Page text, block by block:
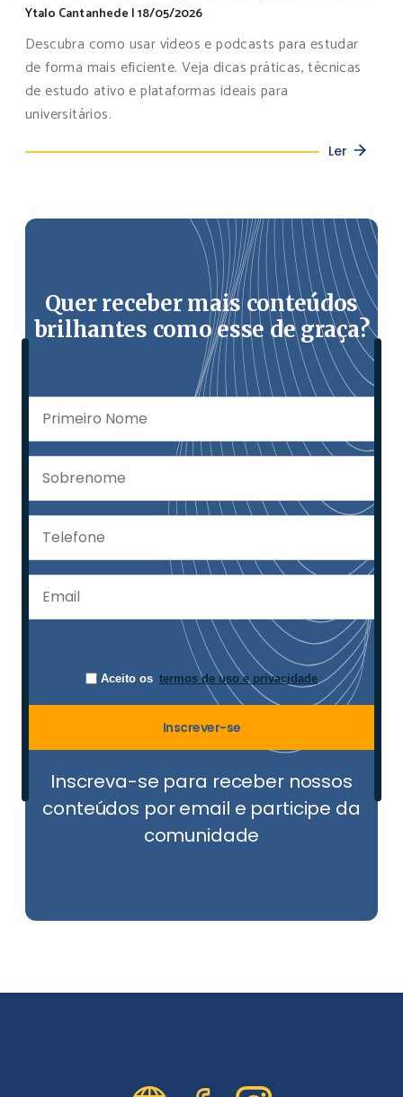
Ytalo Cantanhede |18/05/2026
Descubra como usar vídeos e podcasts para estudar
de forma mais eficiente. Veja dicas práticas, técnicas
de estudo ativo e plataformas ideais para
universitários.
Ler
Quer receber mais conteúdos
brilhantes como esse de graça?
Aceito os termos de uso e privacidade
Inscrever-se
Inscreva-se para receber nossos
conteúdos por email e participe da
comunidade